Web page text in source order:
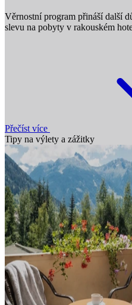
Věrnostní program přináší další
slevu na pobyty v rakouském
Přečíst více
Tipy na výlety a zážitky